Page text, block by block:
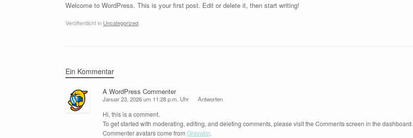
Welcome to WordPress. This is your first post. Edit or delete it, then start writing!
Veröffentlicht in Uncategorized
Ein Kommentar
A WordPress Commenter
Januar 23, 2026 um 11:28 p.m. Uhr Antworten
Hi, this is a comment.
To get started with moderating, editing, and deleting comments, please visit the Comments screen in the dashboard.
Commenter avatars come from Gravatar.